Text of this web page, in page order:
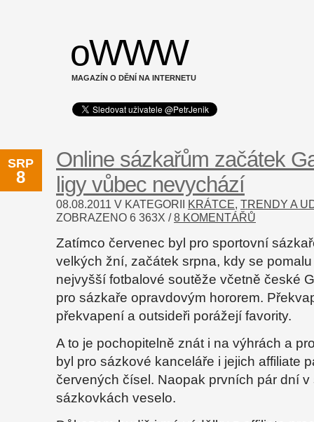
oWWW
MAGAZÍN O DĚNÍ NA INTERNETU
SRP
8
Online sázkařům začátek
ligy vůbec nevychází
08.08.2011 V KATEGORII KRÁTCE, TRENDY A
ZOBRAZENO 6 363X /8 KOMENTÁŘŮ
Zatímco červenec byl pro sportovní
velkých žní, začátek srpna, kdy se
nejvyšší fotbalové soutěže včetně české
pro sázkaře opravdovým hororem.
překvapení a outsideři porážejí favority.
A to je pochopitelně znát i na výhrách a
byl pro sázkové kanceláře i jejich affiliate
červených čísel. Naopak prvních pár dní v
sázkovkách veselo.